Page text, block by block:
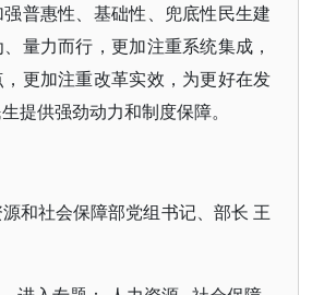
普惠性、基础性、兜底性民生建
量力而行，更加注重系统集成，
更加注重改革实效，为更好在发
提供强劲动力和制度保障。
和社会保障部党组书记、部长 王